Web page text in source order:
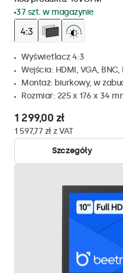
37 szt. w magazynie
Wyświetlacz 4:3
Wejścia: HDMI, VGA, BNC,
Montaż: biurkowy, w
Rozmiar: 225 x 176 x 34
1 299,00 zł
1 597,77 zł z VAT
Szczegóły